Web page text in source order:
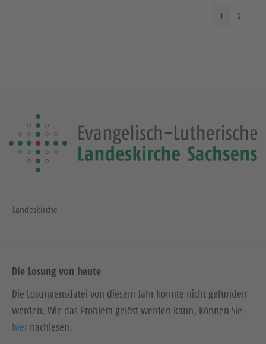
1 2
Landeskirche
Die Losung von heute
Die Losungensdatei von diesem Jahr konnte nicht gefunden
werden. Wie das Problem gelöst werden kann, können Sie
hier nachlesen.